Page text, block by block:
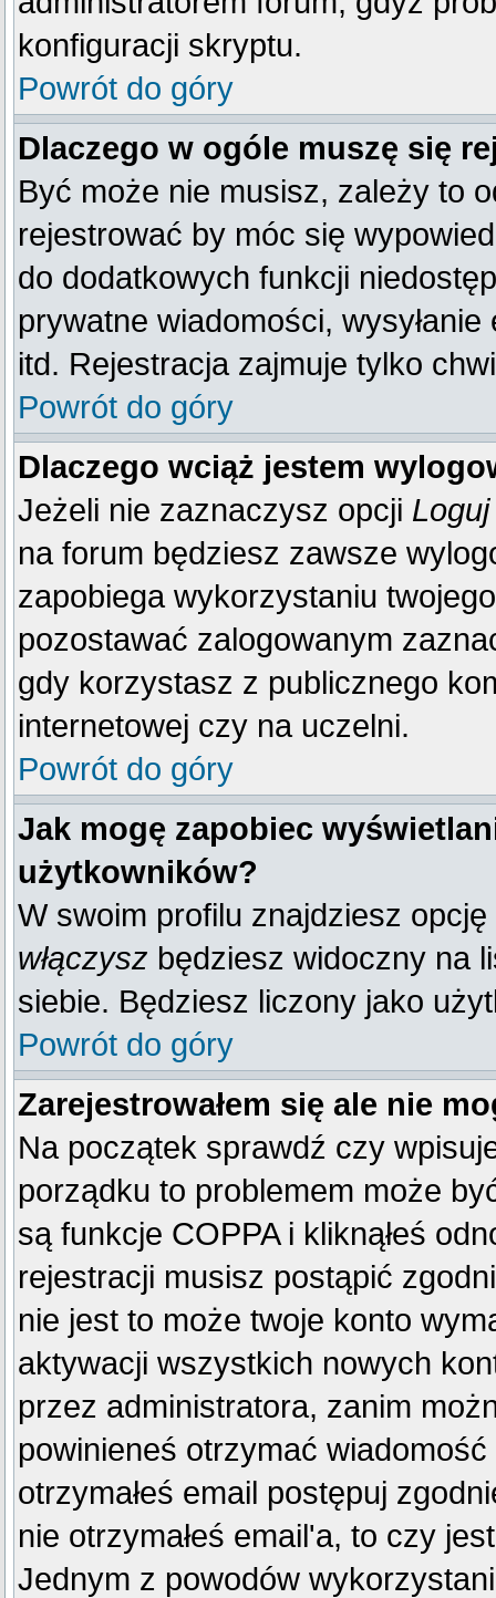
konfiguracji skryptu.
Powrót do góry
Dlaczego w ogóle muszę się
Być może nie musisz, zależy to
rejestrować by móc się
do dodatkowych funkcji
prywatne wiadomości,
itd. Rejestracja zajmuje tylko
Powrót do góry
Dlaczego wciąż jestem
Jeżeli nie zaznaczysz opcji
na forum będziesz zawsze
zapobiega wykorzystaniu
pozostawać zalogowanym
gdy korzystasz z publicznego
internetowej czy na uczelni.
Powrót do góry
Jak mogę zapobiec
użytkowników?
W swoim profilu znajdziesz opcję
włączysz będziesz widoczny na
siebie. Będziesz liczony jako
Powrót do góry
Zarejestrowałem się ale nie
Na początek sprawdź czy
porządku to problemem może
są funkcje COPPA i kliknąłeś
rejestracji musisz postąpić
nie jest to może twoje konto
aktywacji wszystkich nowych
przez administratora, zanim
powinieneś otrzymać
otrzymałeś email postępuj
nie otrzymałeś email'a, to czy
Jednym z powodów